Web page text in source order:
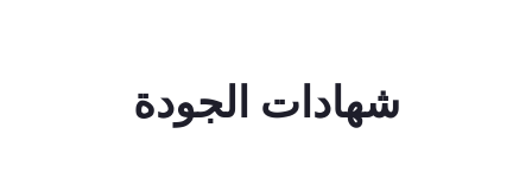
شهادات الجودة